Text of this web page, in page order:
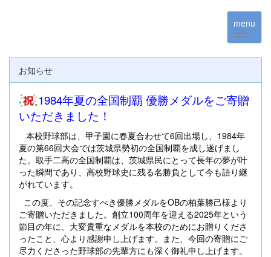
menu
お知らせ
1984年夏の全国制覇 優勝メダルをご寄贈
いただきました！
本校野球部は、甲子園に春夏合わせて6回出場し、1984年
夏の第66回大会では茨城県勢初の全国制覇を成し遂げまし
た。取手二高の全国制覇は、茨城県民にとって長年の夢が叶
った瞬間であり、高校野球史に残る名勝負として今も語り継
がれています。
この度、その記念すべき優勝メダルをOBの柏葉勝己様より
ご寄贈いただきました。創立100周年を迎える2025年という
節目の年に、大変貴重なメダルを本校のためにお贈りくださ
ったこと、心より感謝申し上げます。また、今回の寄贈にご
尽力くださった野球部の先輩方にも深く御礼申し上げます。